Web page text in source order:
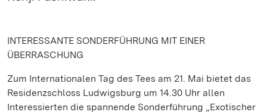
INTERESSANTE SONDERFÜHRUNG MIT EINER
ÜBERRASCHUNG
Zum Internationalen Tag des Tees am 21. Mai bietet das
Residenzschloss Ludwigsburg um 14.30 Uhr allen
Interessierten die spannende Sonderführung „Exotischer